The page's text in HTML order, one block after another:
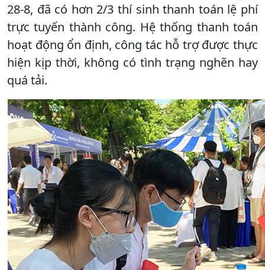
28-8, đã có hơn 2/3 thí sinh thanh toán lệ phí
trực tuyến thành công. Hệ thống thanh toán
hoạt động ổn định, công tác hỗ trợ được thực
hiện kịp thời, không có tình trạng nghẽn hay
quá tải.